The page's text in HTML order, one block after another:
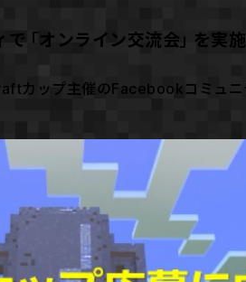
「オンライン交流会」を実
ップ主催のFacebookコミュニ